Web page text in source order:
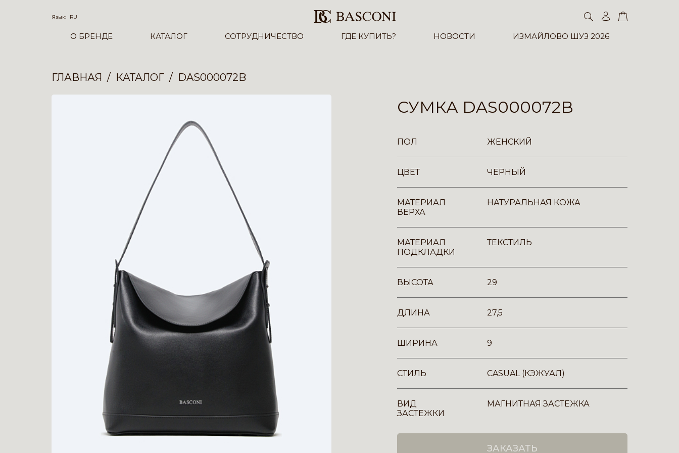
Язык: RU
О БРЕНДЕ КАТАЛОГ СОТРУДНИЧЕСТВО ГДЕ КУПИТЬ? НОВОСТИ ИЗМАЙЛОВО ШУЗ 2026
ГЛАВНАЯ КАТАЛОГ DAS000072B
СУМКА DAS000072B
ПОЛ ЖЕНСКИЙ
ЦВЕТ ЧЕРНЫЙ
МАТЕРИАЛ
ВЕРХА
НАТУРАЛЬНАЯ КОЖА
МАТЕРИАЛ
ПОДКЛАДКИ
ТЕКСТИЛЬ
ВЫСОТА 29
ДЛИНА 27,5
ШИРИНА 9
СТИЛЬ CASUAL (КЭЖУАЛ)
ВИД
ЗАСТЕЖКИ
МАГНИТНАЯ ЗАСТЕЖКА
ЗАКАЗАТЬ